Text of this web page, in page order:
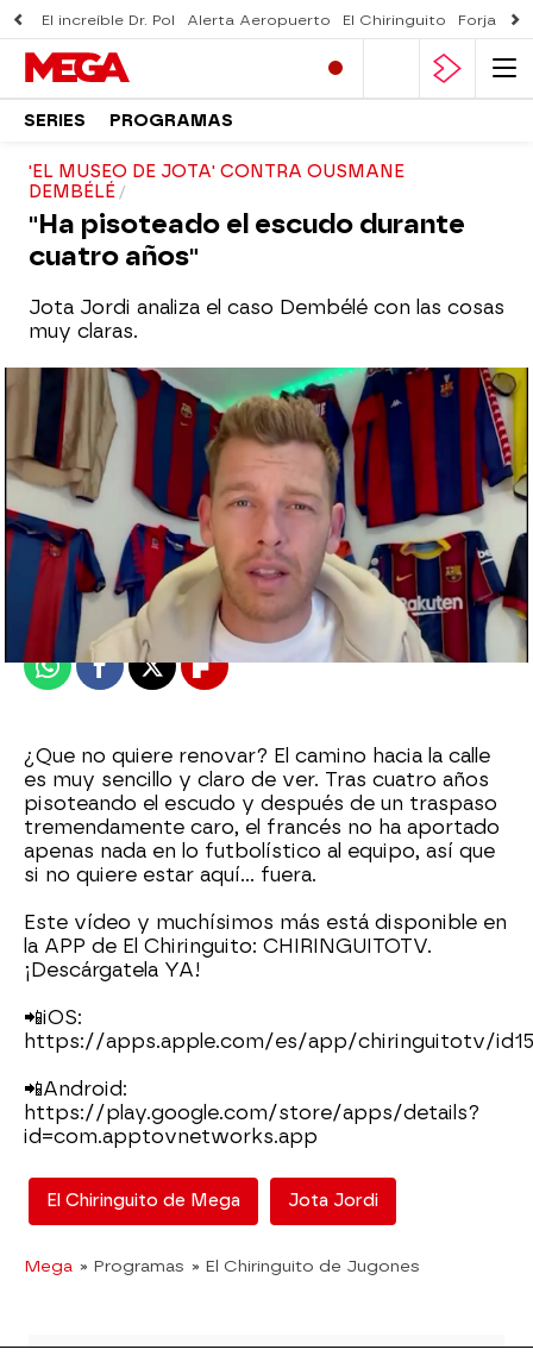
El increíble Dr. Pol Alerta Aeropuerto El Chiringuito Forjado
SERIES PROGRAMAS
'EL MUSEO DE JOTA' CONTRA OUSMANE
DEMBÉLÉ
"Ha pisoteado el escudo durante
cuatro años"
Jota Jordi analiza el caso Dembélé con las cosas
muy claras.
El Chiringuito
Madrid
Publicado:22 de enero de 2022, 18:18
WhatsappFacebook
X Flipboard
¿Que no quiere renovar? El camino hacia la calle
es muy sencillo y claro de ver. Tras cuatro años
pisoteando el escudo y después de un traspaso
tremendamente caro, el francés no ha aportado
apenas nada en lo futbolístico al equipo, así que
si no quiere estar aquí... fuera.
Este vídeo y muchísimos más está disponible en
la APP de El Chiringuito: CHIRINGUITOTV.
¡Descárgatela YA!
📲iOS:
https://apps.apple.com/es/app/chiringuitotv/
📲Android:
https://play.google.com/store/apps/details?
id=com.apptovnetworks.app
El Chiringuito de Mega Jota Jordi
Mega » Programas » El Chiringuito de Jugones